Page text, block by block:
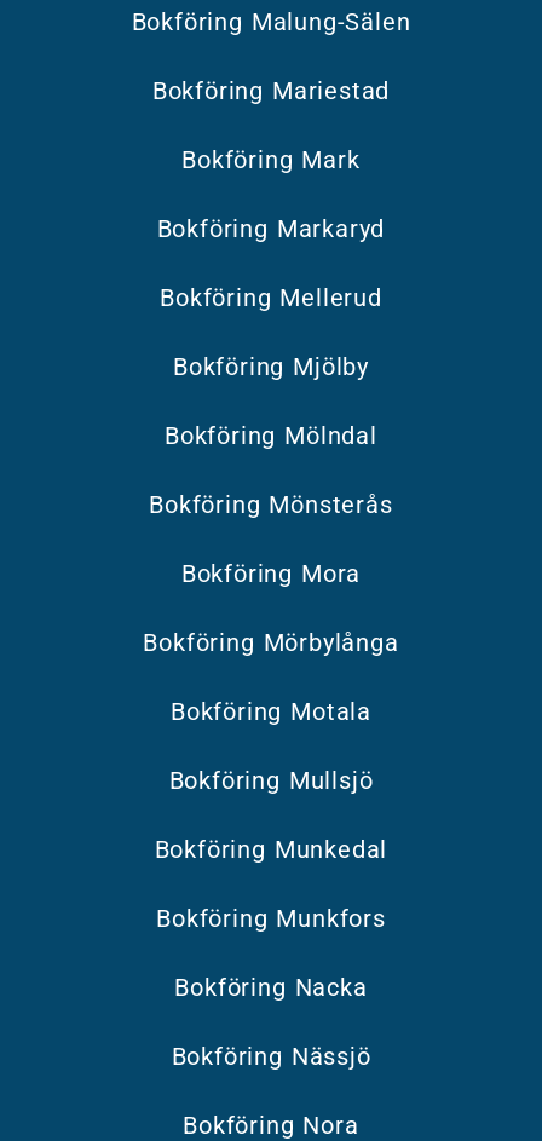
Bokföring Malung-Sälen
Bokföring Mariestad
Bokföring Mark
Bokföring Markaryd
Bokföring Mellerud
Bokföring Mjölby
Bokföring Mölndal
Bokföring Mönsterås
Bokföring Mora
Bokföring Mörbylånga
Bokföring Motala
Bokföring Mullsjö
Bokföring Munkedal
Bokföring Munkfors
Bokföring Nacka
Bokföring Nässjö
Bokföring Nora